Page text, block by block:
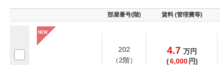
部屋番号(階) 賃料 (管理費等)
202
（2階）
4.7 万円
(6,000 円)